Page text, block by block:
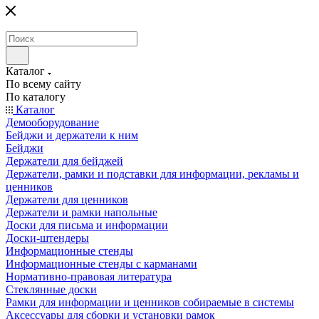
Каталог
По всему сайту
По каталогу
Каталог
Демооборудование
Бейджи и держатели к ним
Бейджи
Держатели для бейджей
Держатели, рамки и подставки для информации, рекламы и
ценников
Держатели для ценников
Держатели и рамки напольные
Доски для письма и информации
Доски-штендеры
Информационные стенды
Информационные стенды с карманами
Нормативно-правовая литература
Стеклянные доски
Рамки для информации и ценников собираемые в системы
Аксессуары для сборки и установки рамок